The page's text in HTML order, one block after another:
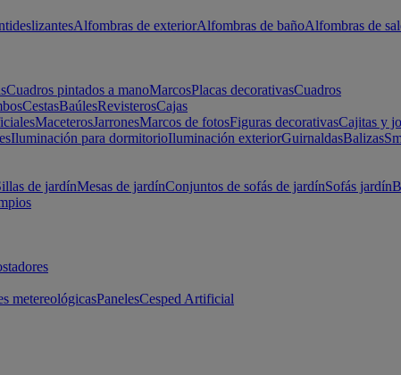
Alfombras de exteriorAlfombras de bañoAlfombras de
Cuadros pintados a manoMarcosPlacas decorativasCuadros
CestasBaúlesRevisterosCajas
MaceterosJarronesMarcos de fotosFiguras decorativasCajitas y
Iluminación para dormitorioIluminación exteriorGuirnaldasBalizas
de jardínMesas de jardínConjuntos de sofás de jardínSofás jardín
metereológicasPanelesCesped Artificial